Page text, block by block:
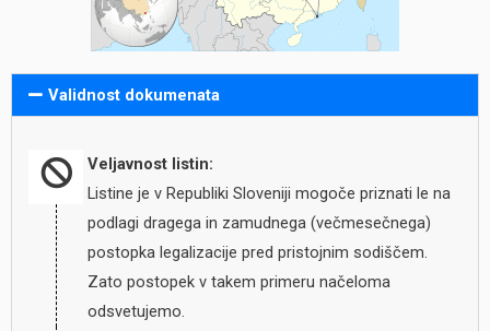
Validnost dokumenata
Veljavnost listin:
Listine je v Republiki Sloveniji mogoče priznati le na
podlagi dragega in zamudnega (večmesečnega)
postopka legalizacije pred pristojnim sodiščem.
Zato postopek v takem primeru načeloma
odsvetujemo.